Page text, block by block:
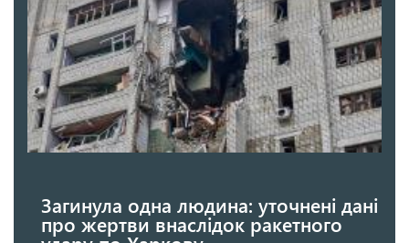
Загинула одна людина: уточнені дані
про жертви внаслідок ракетного